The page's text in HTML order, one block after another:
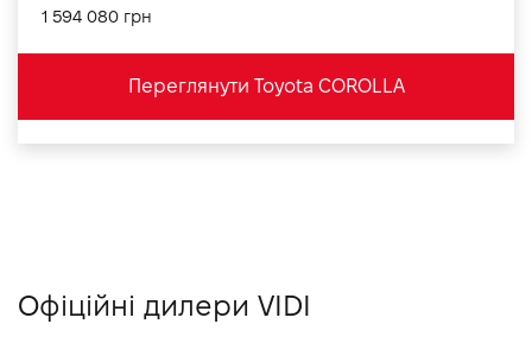
1 594 080 грн
Переглянути Toyota COROLLA
Офіційні дилери VIDI